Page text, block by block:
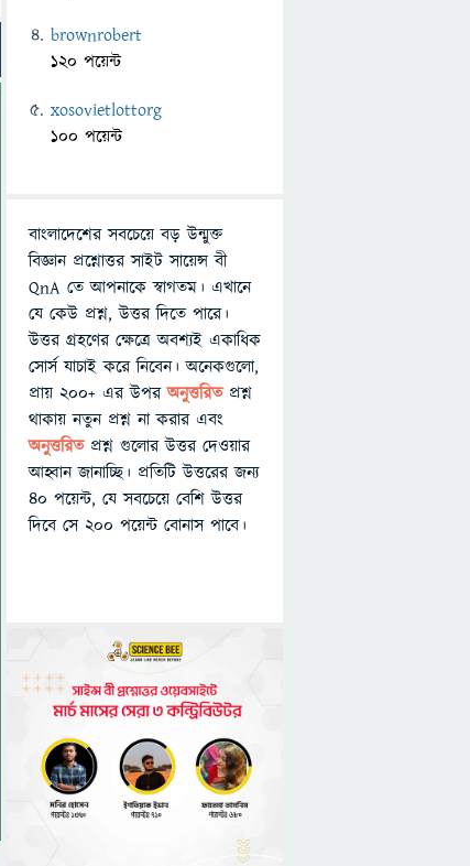
brownrobert
120 পয়েন্ট
xosovietlottorg
100 পয়েন্ট
বাংলাদেশের সবচেয়ে বড় উন্মুক্ত
বিজ্ঞান প্রশ্নোত্তর সাইট সায়েন্স বী
QnA তে আপনাকে স্বাগতম। এখানে
যে কেউ প্রশ্ন, উত্তর দিতে পারে।
উত্তর গ্রহণের ক্ষেত্রে অবশ্যই একাধিক
সোর্স যাচাই করে নিবেন। অনেকগুলো,
প্রায় ২০০+ এর উপরঅনুত্তরিতপ্রশ্ন
থাকায় নতুন প্রশ্ন না করার এবং
অনুত্তরিত প্রশ্ন গুলোর উত্তর দেওয়ার
আহ্বান জানাচ্ছি। প্রতিটি উত্তরের জন্য
৪০ পয়েন্ট, যে সবচেয়ে বেশি উত্তর
দিবে সে ২০০ পয়েন্ট বোনাস পাবে।